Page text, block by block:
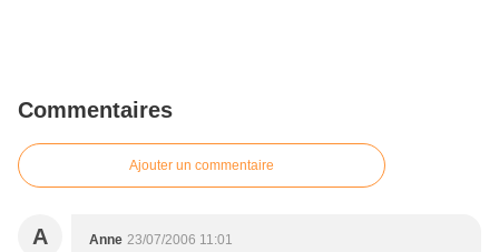
Commentaires
Ajouter un commentaire
A Anne 23/07/2006 11:01